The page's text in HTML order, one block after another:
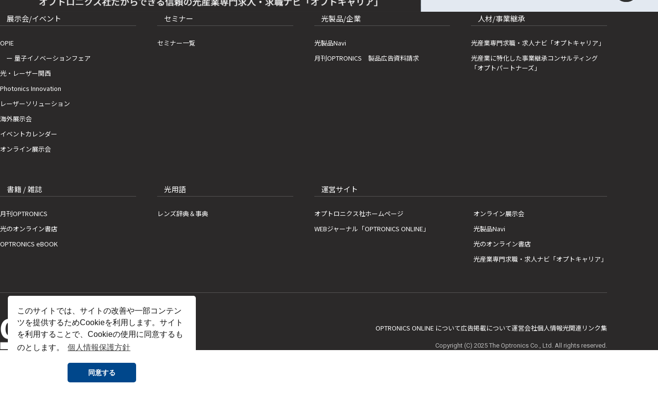
このサイトでは、サイトの改善や一部コンテン
ツを提供するためCookieを利用します。サイト
を利用することで、Cookieの使用に同意するも
のとします。
個人情報保護方針
同意する
展示会/イベント
OPIE
ー 量子イノベーションフェア
光・レーザー関西
Photonics Innovation
レーザーソリューション
海外展示会
イベントカレンダー
オンライン展示会
セミナー
セミナー一覧
光製品/企業
光製品Navi
月刊OPTRONICS 製品広告資料請求
人材/事業継承
光産業専門求職・求人ナビ「オプトキャリア」
光産業に特化した事業継承コンサルティング
「オプトパートナーズ」
書籍 / 雑誌
月刊OPTRONICS
光のオンライン書店
OPTRONICS eBOOK
光用語
レンズ辞典＆事典
運営サイト
オプトロニクス社ホームページ
WEBジャーナル「OPTRONICS ONLINE」
オンライン展示会
光製品Navi
光のオンライン書店
光産業専門求職・求人ナビ「オプトキャリア」
OPTRONICS ONLINE について広告掲載について運営会社個人情報光関連リンク集
Copyright (C) 2025 The Optronics Co., Ltd. All rights reserved.